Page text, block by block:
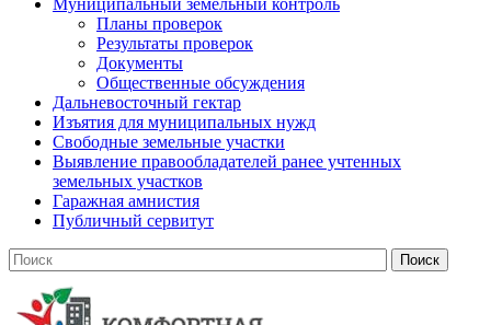
Муниципальный земельный контроль
Планы проверок
Результаты проверок
Документы
Общественные обсуждения
Дальневосточный гектар
Изъятия для муниципальных нужд
Свободные земельные участки
Выявление правообладателей ранее учтенных
земельных участков
Гаражная амнистия
Публичный сервитут